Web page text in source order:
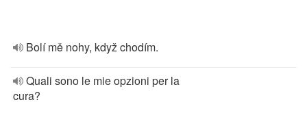
Bolí mě nohy, když chodím.
Quali sono le mie opzioni per la
cura?